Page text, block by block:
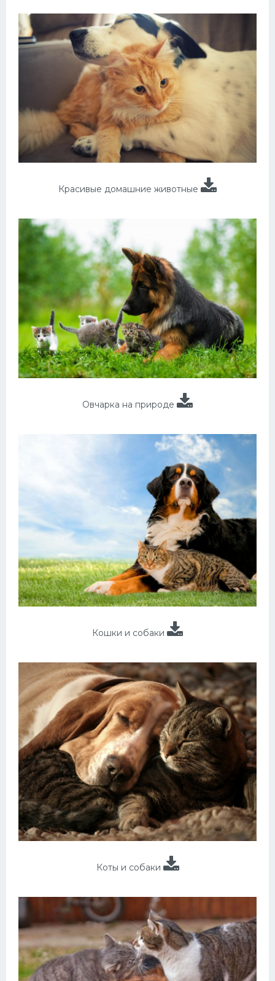
Красивые домашние животные
Овчарка на природе
Кошки и собаки
Коты и собаки